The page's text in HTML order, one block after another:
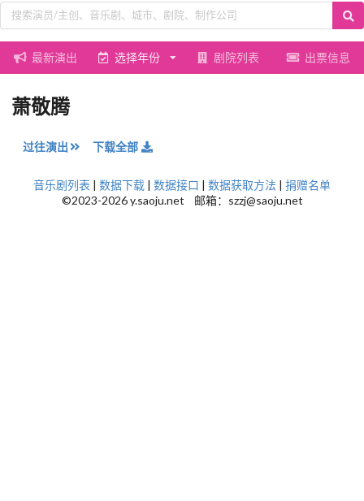
最新演出 选择年份 剧院列表 出票信息
萧敬腾
过往演出 下载全部
音乐剧列表 | 数据下载 | 数据接口 | 数据获取方法 | 捐赠名单
©2023-2026 y.saoju.net 邮箱：szzj@saoju.net